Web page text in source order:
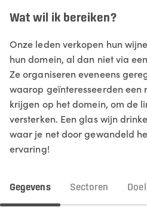
Wat wil ik bereiken?
Onze leden verkopen hun
hun domein, al dan niet via
Ze organiseren eveneens
waarop geïnteresseerden een
krijgen op het domein, om de
versterken. Een glas wijn
waar je net door gewandeld
ervaring!
Gegevens Sectoren